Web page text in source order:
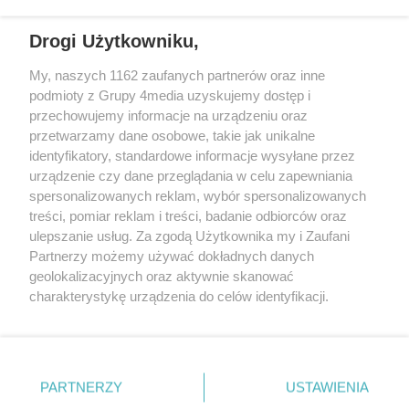
oraz „Między łóżkami”.
REKLAMA
Reklama Kontakt
Informacja o Nadawcy
Szukaj
Drogi Użytkowniku,
My, naszych 1162 zaufanych partnerów oraz inne
podmioty z Grupy 4media uzyskujemy dostęp i
przechowujemy informacje na urządzeniu oraz
przetwarzamy dane osobowe, takie jak unikalne
identyfikatory, standardowe informacje wysyłane przez
urządzenie czy dane przeglądania w celu zapewniania
spersonalizowanych reklam, wybór spersonalizowanych
treści, pomiar reklam i treści, badanie odbiorców oraz
ulepszanie usług. Za zgodą Użytkownika my i Zaufani
Partnerzy możemy używać dokładnych danych
geolokalizacyjnych oraz aktywnie skanować
charakterystykę urządzenia do celów identyfikacji.
zmienić/wycofać klikając przycisk ustawień prywatności
znajdujący się w lewym dolnym rogu strony
. Niektóre
PARTNERZY USTAWIENIA